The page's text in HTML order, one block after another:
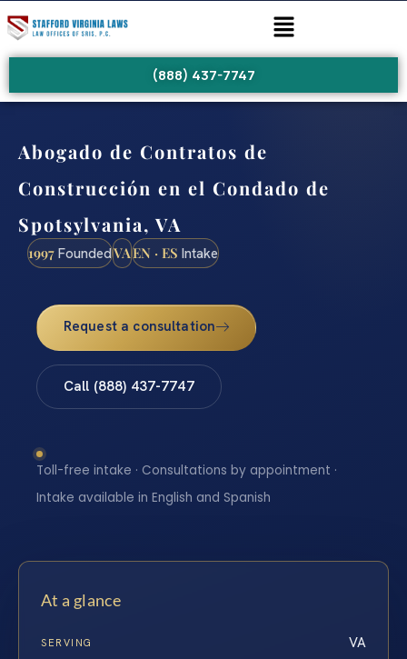
(888) 437-7747
Abogado de Contratos de
Construcción en el Condado de
Spotsylvania, VA
1997 FoundedVAEN · ES Intake
Request a consultation
Call (888) 437-7747
Toll-free intake · Consultations by appointment ·
Intake available in English and Spanish
At a glance
SERVING VA